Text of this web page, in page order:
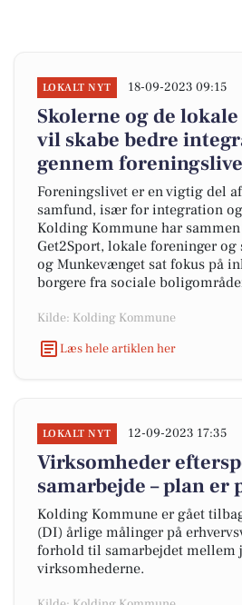
LOKALT NYT 18-09-2023 09:15
Skolerne og de
vil skabe bedre
gennem
Foreningslivet er en vigtig del
samfund, især for integration
Kolding Kommune har sammen
Get2Sport, lokale foreninger
og Munkevænget sat fokus på
borgere fra sociale
Kilde: Kolding Kommune
Læs hele artiklen her
LOKALT NYT 12-09-2023 17:35
Virksomheder
samarbejde – plan er
Kolding Kommune er gået
(DI) årlige målinger på
forhold til samarbejdet mellem
virksomhederne.